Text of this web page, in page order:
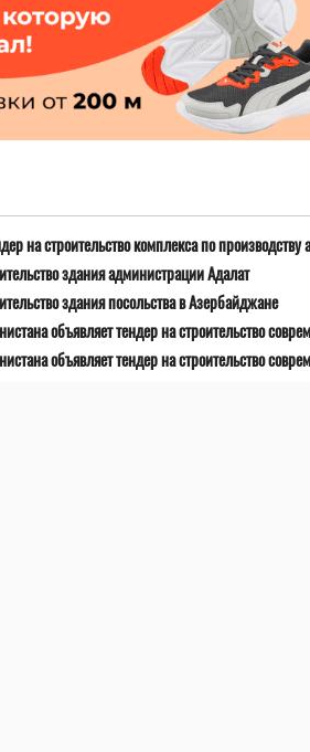
на строительство комплекса по
здания администрации Адалат
здания посольства в Азербайджане
объявляет тендер на строительство
объявляет тендер на строительство